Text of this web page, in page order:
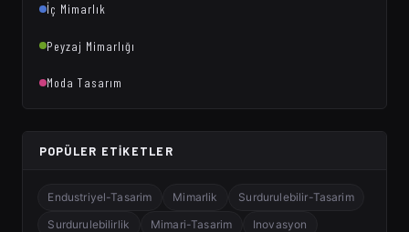
İç Mimarlık
Peyzaj Mimarlığı
Moda Tasarım
POPÜLER ETIKETLER
Endustriyel-Tasarim Mimarlik
Surdurulebilir-Tasarim
Surdurulebilirlik
Mimari-Tasarim
Inovasyon